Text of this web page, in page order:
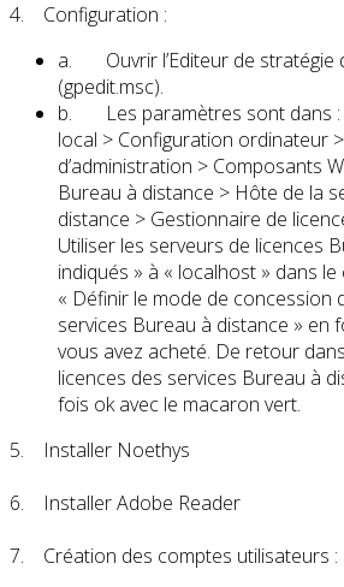
4. Configuration :
a. Ouvrir l’Editeur de stratégie
(gpedit.msc).
b. Les paramètres sont dans :
local > Configuration ordinateur
d’administration > Composants
Bureau à distance > Hôte de la
distance > Gestionnaire de
Utiliser les serveurs de licences
indiqués » à « localhost » dans
« Définir le mode de concession
services Bureau à distance » en
vous avez acheté. De retour
licences des services Bureau à
fois ok avec le macaron vert.
5. Installer Noethys
6. Installer Adobe Reader
7. Création des comptes utilisateurs :